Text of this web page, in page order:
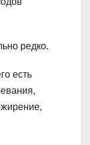
редко.
есть